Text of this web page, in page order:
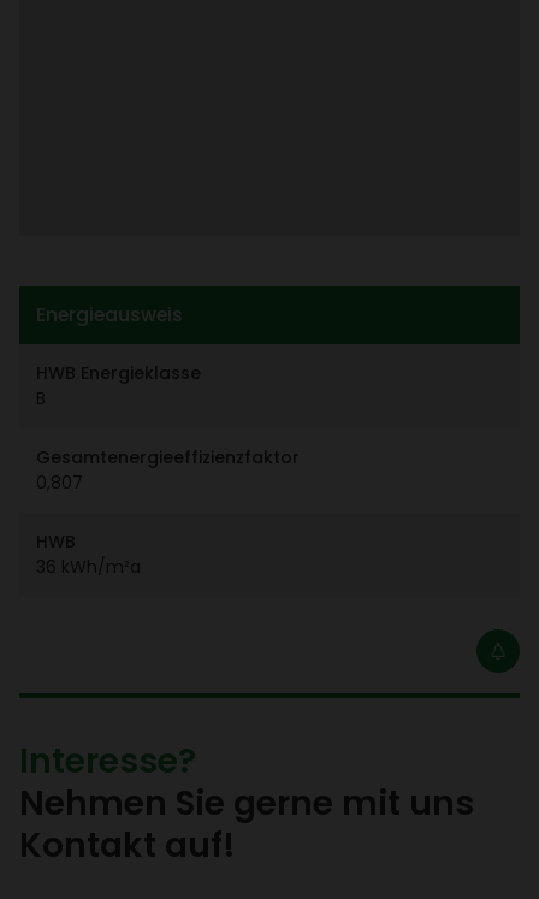
Ener­gie­aus­weis
HWB Ener­gie­klasse
B
Gesamt­ener­gie­ef­fi­zi­enz­faktor
0,807
HWB
36 kWh/​m²a
Inter­esse?
Nehmen Sie gerne mit uns
Kontakt auf!